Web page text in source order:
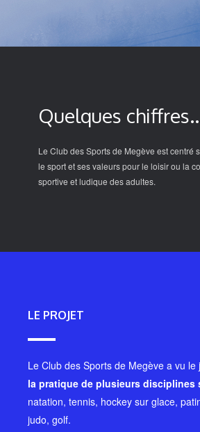
Quelques
Le Club des Sports de Megève est centré
le sport et ses valeurs pour le loisir ou la
sportive et ludique des adultes.
LE PROJET
Le Club des Sports de Megève a vu le
la pratique de plusieurs disciplines
natation, tennis, hockey sur glace,
judo, golf.